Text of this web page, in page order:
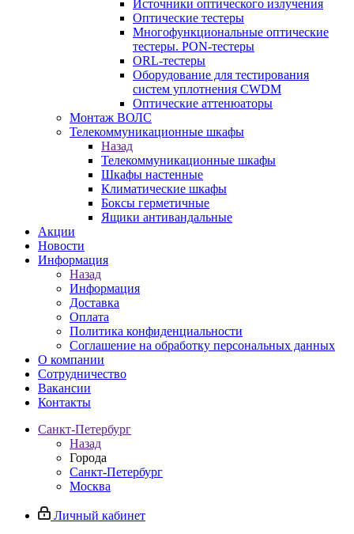
Источники оптического излучения
Оптические тестеры
Многофункциональные оптические
тестеры. PON-тестеры
ORL-тестеры
Оборудование для тестирования
систем уплотнения CWDM
Оптические аттенюаторы
Монтаж ВОЛС
Телекоммуникационные шкафы
Назад
Телекоммуникационные шкафы
Шкафы настенные
Климатические шкафы
Боксы герметичные
Ящики антивандальные
Акции
Новости
Информация
Назад
Информация
Доставка
Оплата
Политика конфиденциальности
Соглашение на обработку персональных данных
О компании
Сотрудничество
Вакансии
Контакты
Санкт-Петербург
Назад
Города
Санкт-Петербург
Москва
Личный кабинет